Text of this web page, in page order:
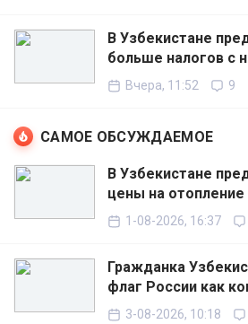
В Узбекистане
больше налогов с
Вчера, 11:52 9
САМОЕ ОБСУЖДАЕМОЕ
В Узбекистане
цены на отопление
1-08-2026, 16:37
Гражданка
флаг России как
3-08-2026, 10:18